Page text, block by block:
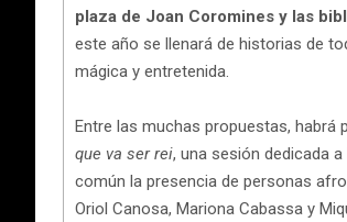
plaza de Joan Coromines y las
este año se llenará de historias de
mágica y entretenida.
Entre las muchas propuestas, habrá
que va ser rei, una sesión dedicada
común la presencia de personas
Oriol Canosa, Mariona Cabassa y